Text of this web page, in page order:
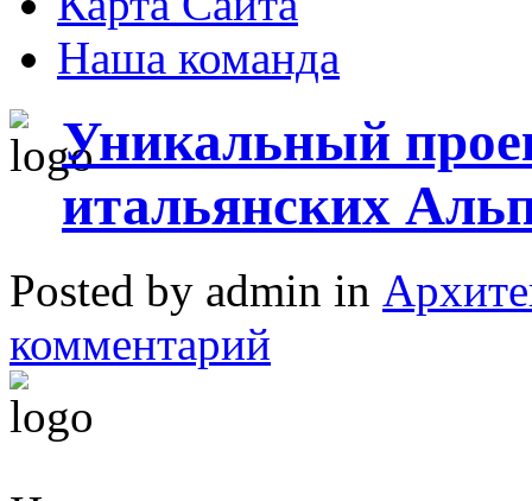
Наша команда
Уникальный
итальянских
Posted by admin in
комментарий